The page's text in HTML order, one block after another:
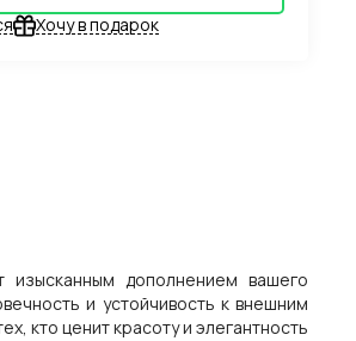
Хочу в подарок
дополнением вашего
и устойчивость к внешним
кто ценит красоту и элегантность